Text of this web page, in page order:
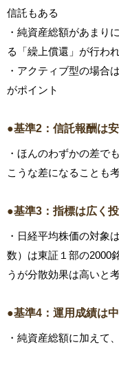
信託もある
・純資産総額があまり
る「繰上償還」が行わ
・アクティブ型の場合
がポイント
●基準2：信託報酬は
・ほんのわずかの差で
こうな差になることも
●基準3：指標は広く
・日経平均株価の対象
数）は東証１部の2000
うが分散効果は高いと
●基準4：運用成績は
・純資産総額に加えて